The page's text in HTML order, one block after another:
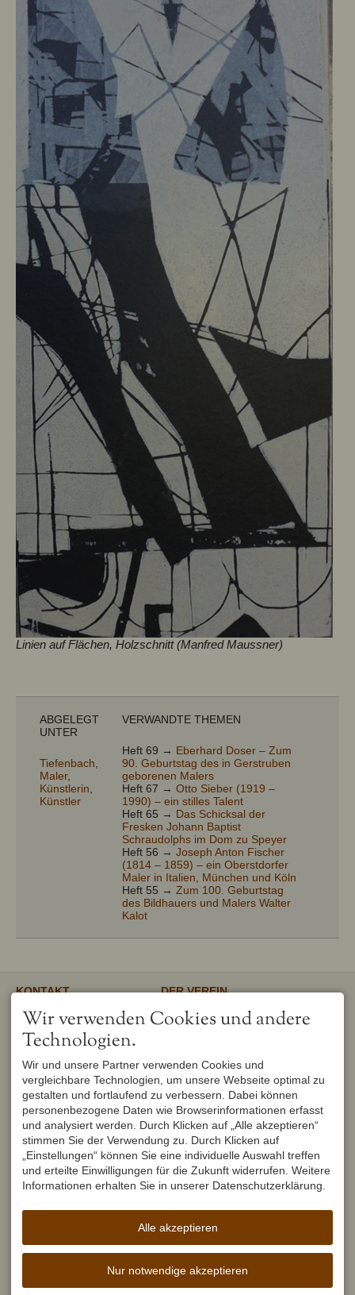
Linien auf Flächen, Holzschnitt (Manfred Maussner)
ABGELEGT
UNTER
Tiefenbach,
Maler,
Künstlerin,
Künstler
VERWANDTE THEMEN
Heft 69 → Eberhard Doser – Zum
90. Geburtstag des in Gerstruben
geborenen Malers
Heft 67 → Otto Sieber (1919 –
1990) – ein stilles Talent
Heft 65 → Das Schicksal der
Fresken Johann Baptist
Schraudolphs im Dom zu Speyer
Heft 56 → Joseph Anton Fischer
(1814 – 1859) – ein Oberstdorfer
Maler in Italien, München und Köln
Heft 55 → Zum 100. Geburtstag
des Bildhauers und Malers Walter
Kalot
KONTAKT
Verschönerungsverein
Oberstdorf e.V.
1. Vorsitzender
Peter Titzler
87561 Oberstdorf
DEUTSCHLAND
Tel.+49 8322 6759
info@verschoenerungsverein-
oberstdorf.de
DER VEREIN
Unser gemeinnütziger Verein
unterstützt und fördert den
Brauchtum in Oberstdorf.
UNSER OBERSTDORF
Seit Februar 1982 werden die
Hefte der Reihe "Unser
Oberstdorf" zweimal im Jahr
vom Verschönerungsverein
Schub für die Heimatforschung.
Mehr
WEITERFÜHRENDE LINKS
Urlaub in Oberstdorf
Markt Oberstdorf
Heimatmuseum Oberstdorf
Oberstdorf Lexikon
Wir verwenden Cookies und andere
Technologien.
Wir und unsere Partner verwenden Cookies und
vergleichbare Technologien, um unsere Webseite optimal zu
gestalten und fortlaufend zu verbessern. Dabei können
personenbezogene Daten wie Browserinformationen erfasst
und analysiert werden. Durch Klicken auf „Alle akzeptieren“
stimmen Sie der Verwendung zu. Durch Klicken auf
„Einstellungen“ können Sie eine individuelle Auswahl treffen
und erteilte Einwilligungen für die Zukunft widerrufen. Weitere
Informationen erhalten Sie in unserer Datenschutzerklärung.
Alle akzeptieren
Nur notwendige akzeptieren